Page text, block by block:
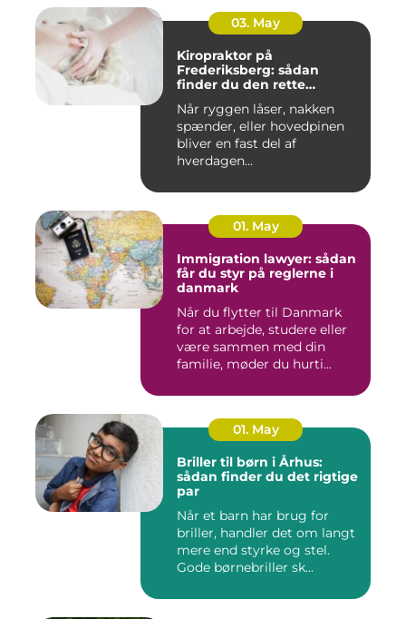
03. May
Kiropraktor på
Frederiksberg: sådan
finder du den rette
Når ryggen låser, nakken
spænder, eller hovedpinen
bliver en fast del af
hverdagen...
01. May
Immigration lawyer: sådan
får du styr på reglerne i
danmark
Når du flytter til Danmark
for at arbejde, studere eller
være sammen med din
familie, møder du hurti...
01. May
Briller til børn i Århus:
sådan finder du det rigtige
par
Når et barn har brug for
briller, handler det om langt
mere end styrke og stel.
Gode børnebriller sk...